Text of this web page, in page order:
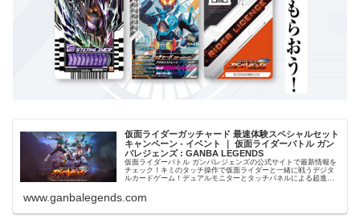
仮面ライダーガッチャード 最速体験スペシャルセット
キャンペーン - イベント ｜ 仮面ライダーバトル ガン
バレジェンズ : GANBA LEGENDS
仮面ライダーバトル ガンバレジェンズの公式サイトで最新情報を
チェック！キミのタッチ操作で仮面ライダーと一緒に戦うデジタ
ルカードゲーム！デュアルモニターとタッチパネルによる超進化
www.ganbalegends.com